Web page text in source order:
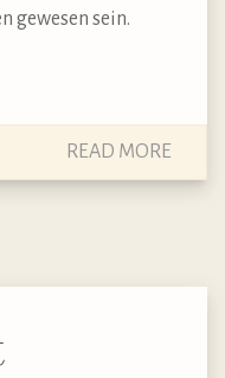
gewesen sein.
READ MORE